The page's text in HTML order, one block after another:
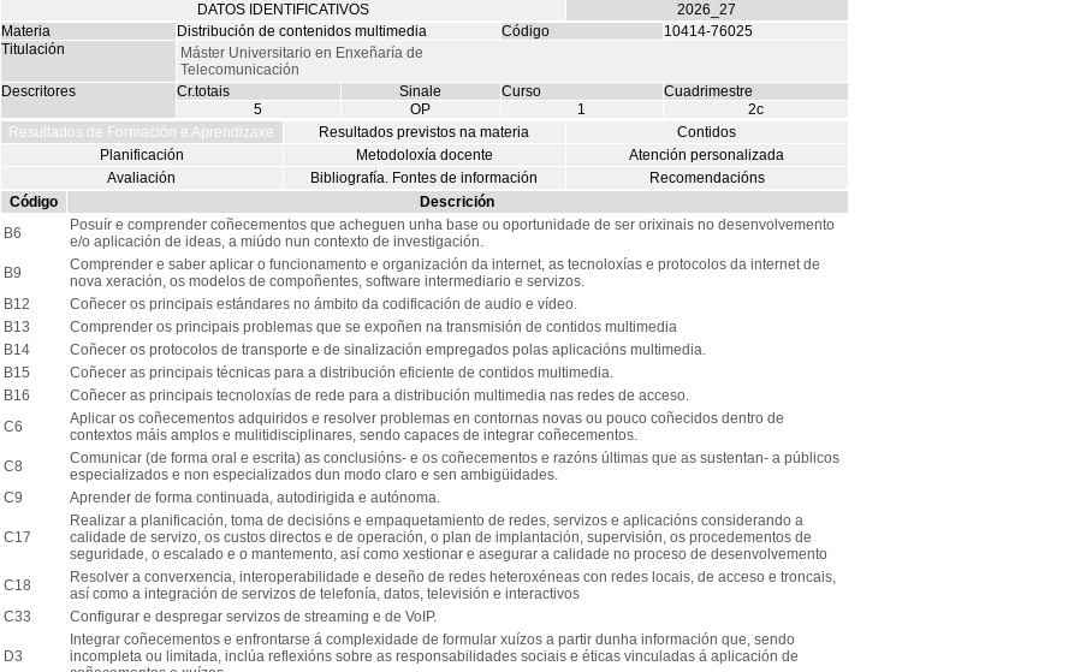
DATOS IDENTIFICATIVOS
2026_27
Materia
Distribución de contenidos multimedia Código
10414-76025
Titulación
Máster Universitario en Enxeñaría de
Telecomunicación
Descritores
Cr.totais Sinale Curso
Cuadrimestre
5
OP 1
2c
Resultados de Formación e Aprendizaxe
Resultados previstos na materia
Contidos
Planificación
Metodoloxía docente
Atención personalizada
Avaliación
Bibliografía. Fontes de información
Recomendacións
Código
Descrición
B6
Posuír e comprender coñecementos que acheguen unha base ou oportunidade de ser orixinais no desenvolvemento
e/o aplicación de ideas, a miúdo nun contexto de investigación.
B9
Comprender e saber aplicar o funcionamento e organización da internet, as tecnoloxías e protocolos da internet de
nova xeración, os modelos de compoñentes, software intermediario e servizos.
B12
Coñecer os principais estándares no ámbito da codificación de audio e vídeo.
B13
Comprender os principais problemas que se expoñen na transmisión de contidos multimedia
B14
Coñecer os protocolos de transporte e de sinalización empregados polas aplicacións multimedia.
B15
Coñecer as principais técnicas para a distribución eficiente de contidos multimedia.
B16
Coñecer as principais tecnoloxías de rede para a distribución multimedia nas redes de acceso.
C6
Aplicar os coñecementos adquiridos e resolver problemas en contornas novas ou pouco coñecidos dentro de
contextos máis amplos e mulitidisciplinares, sendo capaces de integrar coñecementos.
C8
Comunicar (de forma oral e escrita) as conclusións- e os coñecementos e razóns últimas que as sustentan- a públicos
especializados e non especializados dun modo claro e sen ambigüidades.
C9
Aprender de forma continuada, autodirigida e autónoma.
C17
Realizar a planificación, toma de decisións e empaquetamiento de redes, servizos e aplicacións considerando a
calidade de servizo, os custos directos e de operación, o plan de implantación, supervisión, os procedementos de
seguridade, o escalado e o mantemento, así como xestionar e asegurar a calidade no proceso de desenvolvemento
C18
Resolver a converxencia, interoperabilidade e deseño de redes heteroxéneas con redes locais, de acceso e troncais,
así como a integración de servizos de telefonía, datos, televisión e interactivos
C33
Configurar e despregar servizos de streaming e de VoIP.
D3
Integrar coñecementos e enfrontarse á complexidade de formular xuízos a partir dunha información que, sendo
incompleta ou limitada, inclúa reflexións sobre as responsabilidades sociais e éticas vinculadas á aplicación de